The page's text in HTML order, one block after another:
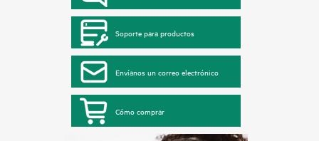
Soporte para productos
Envíanos un correo electrónico
Cómo comprar